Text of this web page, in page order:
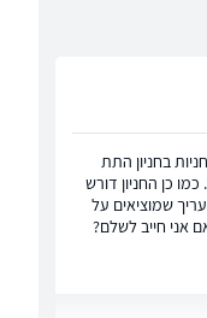
בחניון התת
כן החניון דורש
שמוציאים על
שח בשנה. האם אני חייב לשלם?